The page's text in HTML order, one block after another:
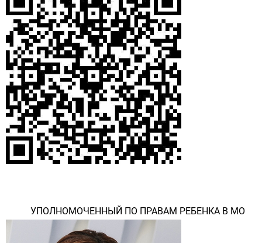
УПОЛНОМОЧЕННЫЙ ПО ПРАВАМ РЕБЕНКА В МО